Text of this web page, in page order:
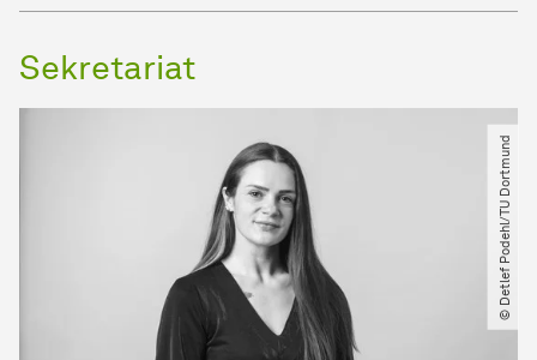
Sekretariat
© Detlef Podehl​/​TU Dortmund